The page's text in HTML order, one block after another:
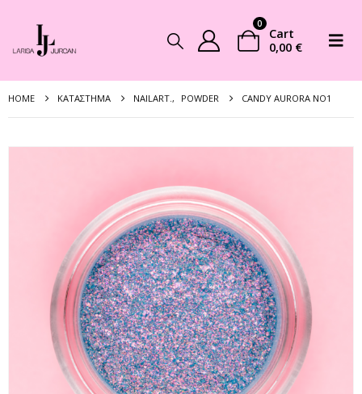
0
Cart
0,00 €
HOME ΚΑΤΆΣΤΗΜΑ NAILART., POWDER CANDY AURORA NO1